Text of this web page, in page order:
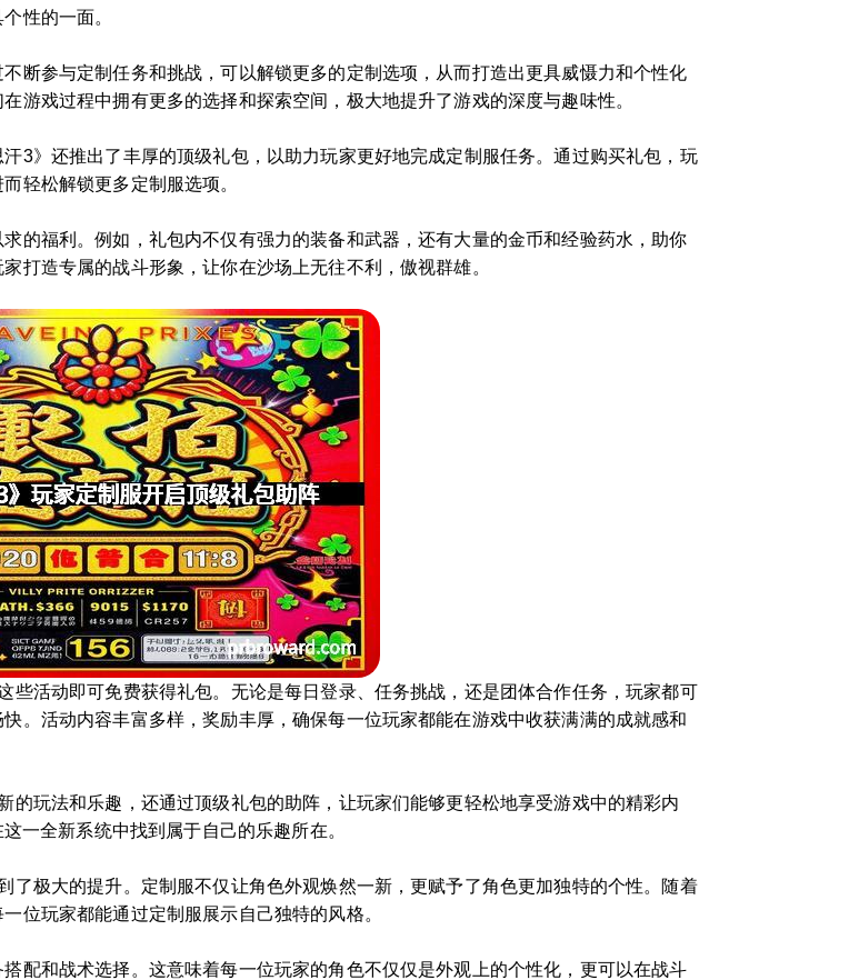
性的一面。
断参与定制任务和挑战，可以解锁更多的定制选项，从而打造出更具威慑力和个性化
游戏过程中拥有更多的选择和探索空间，极大地提升了游戏的深度与趣味性。
3》还推出了丰厚的顶级礼包，以助力玩家更好地完成定制服任务。通过购买礼包，玩
轻松解锁更多定制服选项。
的福利。例如，礼包内不仅有强力的装备和武器，还有大量的金币和经验药水，助你
打造专属的战斗形象，让你在沙场上无往不利，傲视群雄。
些活动即可免费获得礼包。无论是每日登录、任务挑战，还是团体合作任务，玩家都可
。活动内容丰富多样，奖励丰厚，确保每一位玩家都能在游戏中收获满满的成就感和
的玩法和乐趣，还通过顶级礼包的助阵，让玩家们能够更轻松地享受游戏中的精彩内
一全新系统中找到属于自己的乐趣所在。
了极大的提升。定制服不仅让角色外观焕然一新，更赋予了角色更加独特的个性。随着
位玩家都能通过定制服展示自己独特的风格。
配和战术选择。这意味着每一位玩家的角色不仅仅是外观上的个性化，更可以在战斗